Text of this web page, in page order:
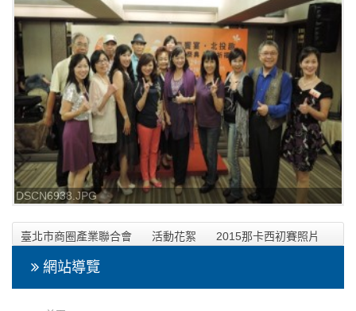
DSCN6938.JPG
臺北市商圈產業聯合會 活動花絮 2015那卡西初賽照片
網站導覽